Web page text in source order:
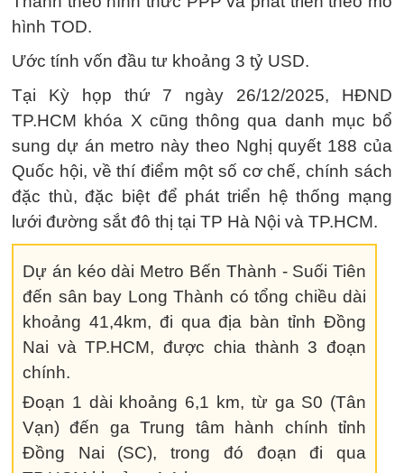
hình TOD.
Ước tính vốn đầu tư khoảng 3 tỷ USD.
Tại Kỳ họp thứ 7 ngày 26/12/2025, HĐND
TP.HCM khóa X cũng thông qua danh mục bổ
sung dự án metro này theo Nghị quyết 188 của
Quốc hội, về thí điểm một số cơ chế, chính sách
đặc thù, đặc biệt để phát triển hệ thống mạng
lưới đường sắt đô thị tại TP Hà Nội và TP.HCM.
Dự án kéo dài Metro Bến Thành - Suối Tiên
đến sân bay Long Thành có tổng chiều dài
khoảng 41,4km, đi qua địa bàn tỉnh Đồng
Nai và TP.HCM, được chia thành 3 đoạn
chính.
Đoạn 1 dài khoảng 6,1 km, từ ga S0 (Tân
Vạn) đến ga Trung tâm hành chính tỉnh
Đồng Nai (SC), trong đó đoạn đi qua